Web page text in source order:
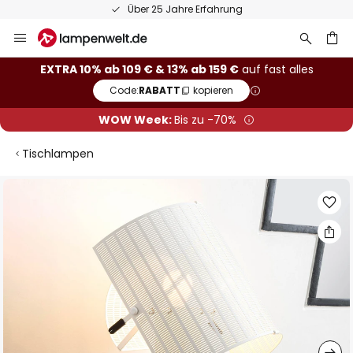
Über 25 Jahre Erfahrung
Inhalt
springen
EXTRA 10% ab 109 € & 13% ab 159 €auf fast alles
Code:RABATT kopieren
WOW Week:Bis zu -70%
Tischlampen